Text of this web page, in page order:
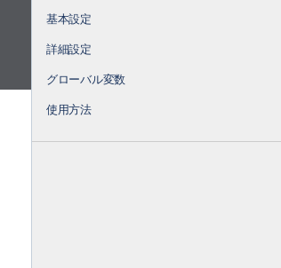
基本設定
詳細設定
グローバル変数
使用方法